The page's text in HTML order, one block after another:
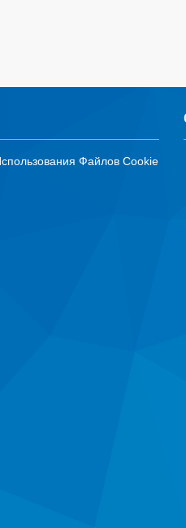
Файлов Cookie